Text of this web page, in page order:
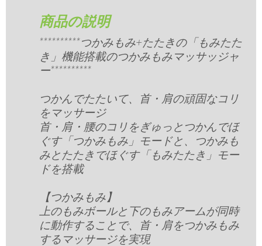
商品の説明
**********つかみもみ+たたきの「もみたた
き」機能搭載のつかみもみマッサッジャ
ー**********
つかんでたたいて、首・肩の頑固なコリ
をマッサージ
首・肩・腰のコリをぎゅっとつかんでほ
ぐす「つかみもみ」モードと、つかみも
みとたたきでほぐす「もみたたき」モー
ドを搭載
【つかみもみ】
上のもみボールと下のもみアームが同時
に動作することで、首・肩をつかみもみ
するマッサージを実現